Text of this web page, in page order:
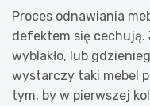
Proces odnawiania
defektem się
wyblakło, lub
wystarczy taki mebel
tym, by w pierwszej